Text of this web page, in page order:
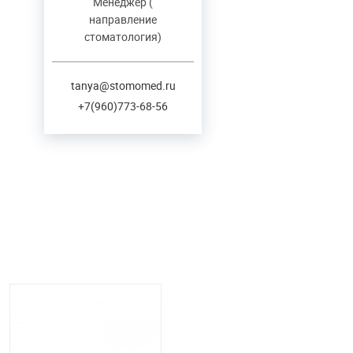
направление
стоматология)
tanya@stomomed.ru
+7(960)773-68-56